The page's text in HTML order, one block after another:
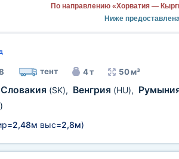
По направлению «Хорватия —
Ниже
тент 4 т 50 м³
Словакия (SK), Венгрия (HU),
2,48м выс=2,8м)